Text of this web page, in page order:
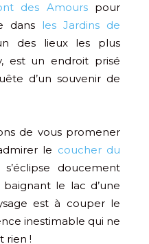
des Amourspour
dans
les Jardins de
des lieux les plus
est un endroit prisé
d’un souvenir de
de vous promener
le coucher du
doucement
le lac d’une
est à couper le
inestimable qui ne
rien !